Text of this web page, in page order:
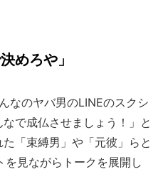
めろや」
なのヤバ男のLINEのスクシ
で成仏させましょう！」と
「束縛男」や「元彼」らと
見ながらトークを展開し